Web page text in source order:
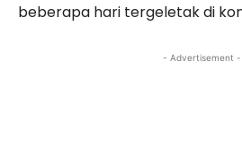
beberapa hari tergeletak di
- Advertisement -